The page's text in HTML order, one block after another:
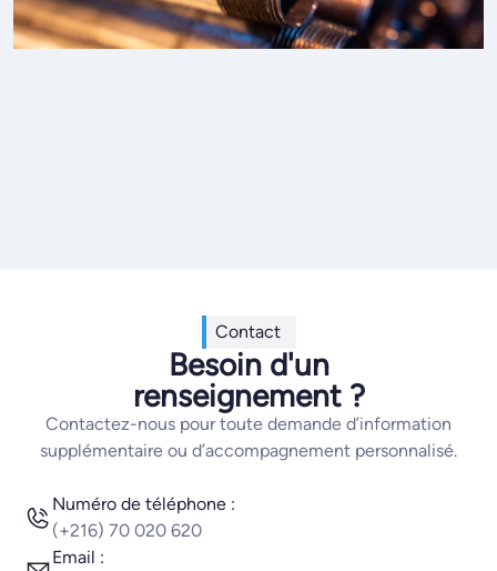
Contact
Besoin d'un
renseignement ?
Contactez-nous pour toute demande d’information
supplémentaire ou d’accompagnement personnalisé.
Numéro de téléphone :
(+216) 70 020 620
Email :